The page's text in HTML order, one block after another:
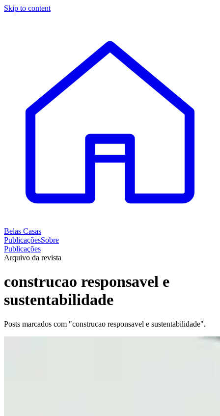
Skip to content
Belas Casas
PublicaçõesSobre
Publicações
Arquivo da revista
construcao responsavel e
sustentabilidade
Posts marcados com "construcao responsavel e sustentabilidade".